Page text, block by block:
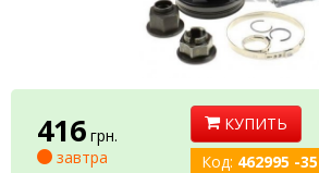
416 грн.
завтра
КУПИТЬ
Код: 462995 -35